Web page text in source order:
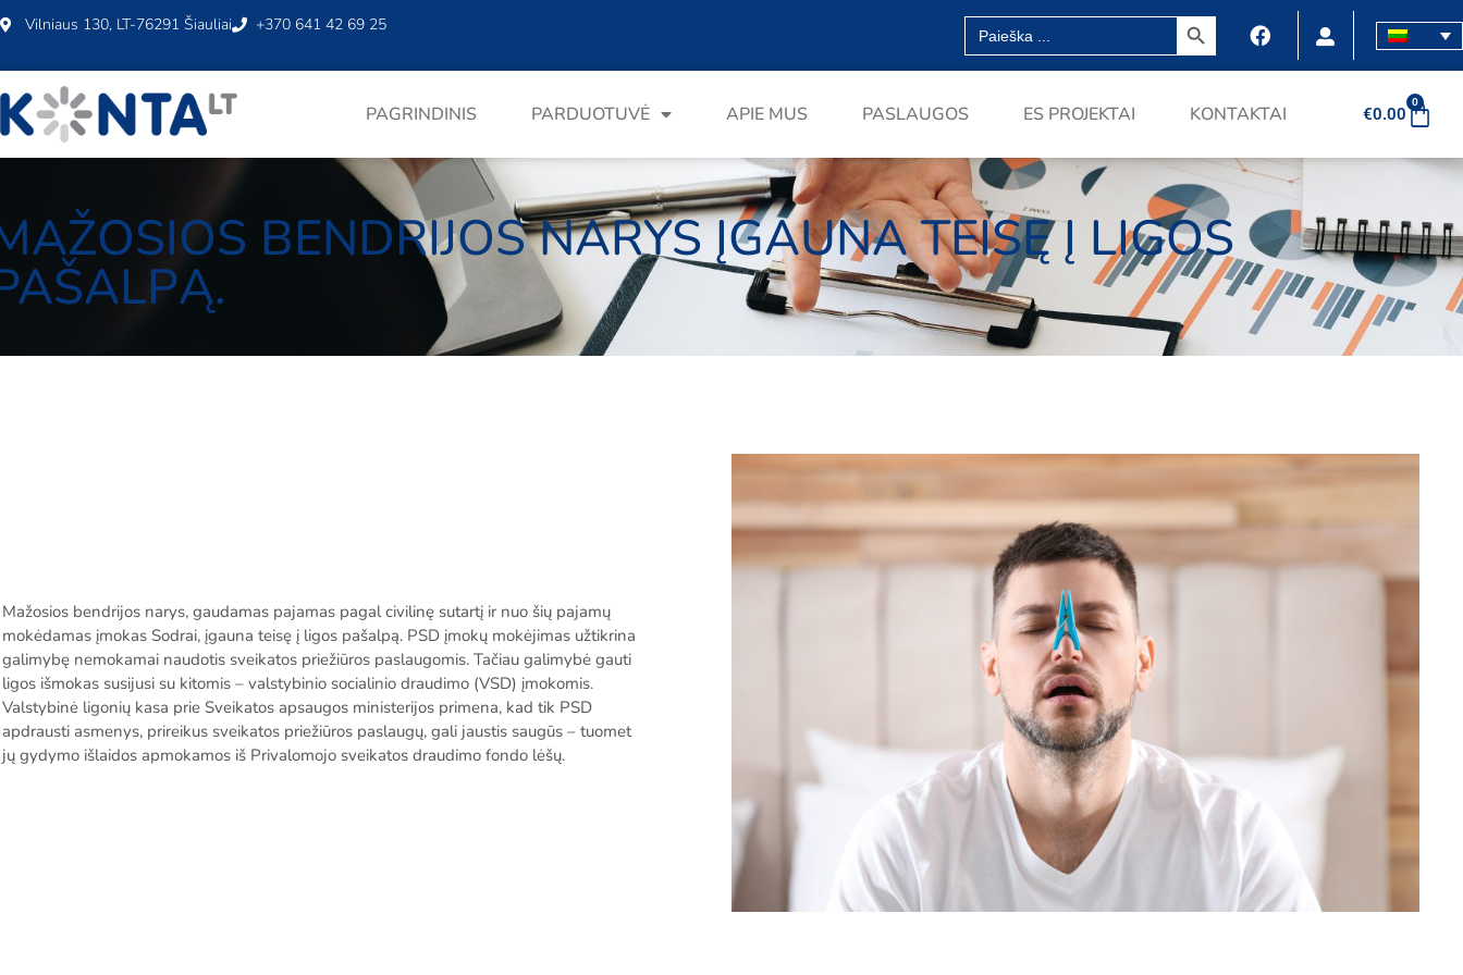
Vilniaus 130, LT-76291 Šiauliai +370 641 42 69 25 Search
for:
SEARCH BUTTON
PAGRINDINIS PARDUOTUVĖ APIE MUS PASLAUGOS ES PROJEKTAI KONTAKTAI €0.00
0
BENDRIJOS NARYS ĮGAUNA TEISĘ Į LIGOS
Mažosios bendrijos narys, gaudamas pajamas pagal civilinę sutartį ir nuo šių pajamų
mokėdamas įmokas Sodrai, įgauna teisę į ligos pašalpą. PSD įmokų mokėjimas užtikrina
galimybę nemokamai naudotis sveikatos priežiūros paslaugomis. Tačiau galimybė gauti
ligos išmokas susijusi su kitomis – valstybinio socialinio draudimo (VSD) įmokomis.
Valstybinė ligonių kasa prie Sveikatos apsaugos ministerijos primena, kad tik PSD
apdrausti asmenys, prireikus sveikatos priežiūros paslaugų, gali jaustis saugūs – tuomet
jų gydymo išlaidos apmokamos iš Privalomojo sveikatos draudimo fondo lėšų.